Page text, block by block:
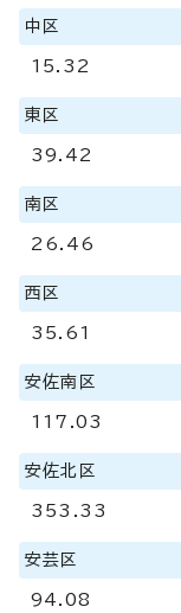
中区
15.32
東区
39.42
南区
26.46
西区
35.61
安佐南区
117.03
安佐北区
353.33
安芸区
94.08